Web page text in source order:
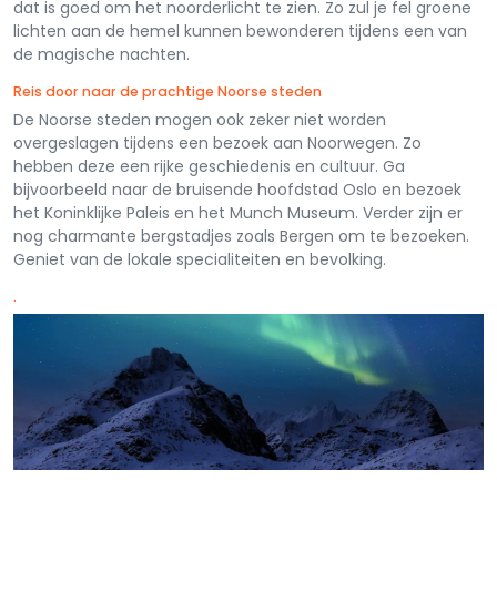
dat is goed om het noorderlicht te zien. Zo zul je fel groene
lichten aan de hemel kunnen bewonderen tijdens een van
de magische nachten.
Reis door naar de prachtige Noorse steden
De Noorse steden mogen ook zeker niet worden
overgeslagen tijdens een bezoek aan Noorwegen. Zo
hebben deze een rijke geschiedenis en cultuur. Ga
bijvoorbeeld naar de bruisende hoofdstad Oslo en bezoek
het Koninklijke Paleis en het Munch Museum. Verder zijn er
nog charmante bergstadjes zoals Bergen om te bezoeken.
Geniet van de lokale specialiteiten en bevolking.
.